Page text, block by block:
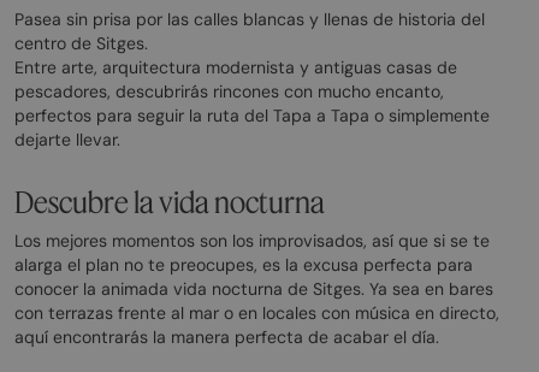
Pasea sin prisa por las calles blancas y llenas de historia del
centro de Sitges.
Entre arte, arquitectura modernista y antiguas casas de
pescadores, descubrirás rincones con mucho encanto,
perfectos para seguir la ruta del Tapa a Tapa o simplemente
dejarte llevar.
Descubre la vida nocturna
Los mejores momentos son los improvisados, así que si se te
alarga el plan no te preocupes, es la excusa perfecta para
conocer la animada vida nocturna de Sitges. Ya sea en bares
con terrazas frente al mar o en locales con música en directo,
aquí encontrarás la manera perfecta de acabar el día.